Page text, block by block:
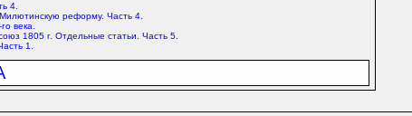
4.
реформу. Часть 4.
века.
1805 г. Отдельные статьи. Часть 5.
1.